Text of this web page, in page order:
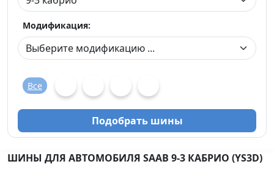
Модификация:
Все
Подобрать шины
ШИНЫ ДЛЯ АВТОМОБИЛЯ SAAB 9-3 КАБРИО (YS3D)